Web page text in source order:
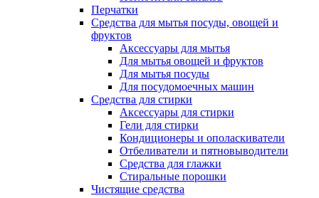
Перчатки
Средства для мытья посуды, овощей и
фруктов
Аксессуары для мытья
Для мытья овощей и фруктов
Для мытья посуды
Для посудомоечных машин
Средства для стирки
Аксессуары для стирки
Гели для стирки
Кондиционеры и ополаскиватели
Отбеливатели и пятновыводители
Средства для глажки
Стиральные порошки
Чистящие средства